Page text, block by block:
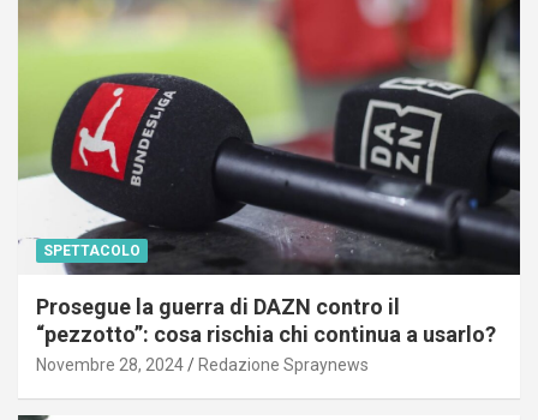
SPETTACOLO
Prosegue la guerra di DAZN contro il
“pezzotto”: cosa rischia chi continua a usarlo?
Novembre 28, 2024 Redazione Spraynews